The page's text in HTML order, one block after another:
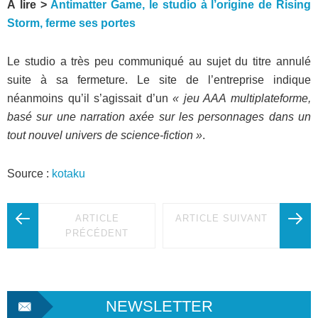
À lire > Antimatter Game, le studio à l’origine de Rising
Storm, ferme ses portes
Le studio a très peu communiqué au sujet du titre annulé
suite à sa fermeture. Le site de l’entreprise indique
néanmoins qu’il s’agissait d’un« jeu AAA multiplateforme,
basé sur une narration axée sur les personnages dans un
tout nouvel univers de science-fiction ».
Source : kotaku
ARTICLE
PRÉCÉDENT
ARTICLE SUIVANT
NEWSLETTER